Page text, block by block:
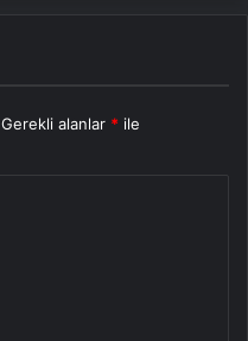
Gerekli alanlar * ile